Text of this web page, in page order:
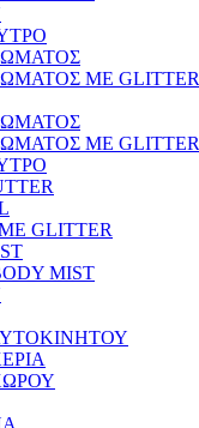
ΜΕ GLITTER
ΜΕ GLITTER
GLITTER
MIST